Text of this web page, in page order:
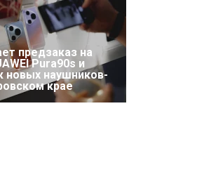
предзаказ на
Pura90s и
новых наушников-
крае